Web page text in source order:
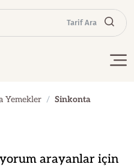
Tarif Ara
Yemekler Sinkonta
arayanlar için